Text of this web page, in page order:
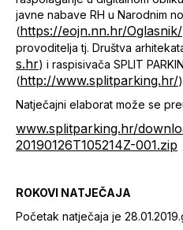
javne nabave RH u Narodnim
(https://eojn.nn.hr/Oglasnik/
provoditelja tj. Društva
s.hr) i raspisivača SPLIT
(http://www.splitparking.hr/
Natječajni elaborat može se
www.splitparking.hr/
20190126T105214Z-001.zip
ROKOVI NATJEČAJA
Početak natječaja je